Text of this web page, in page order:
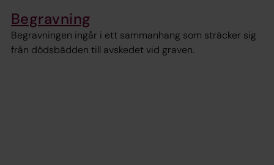
Begravning
Begravningen ingår i ett sammanhang som sträcker sig
från dödsbädden till avskedet vid graven.